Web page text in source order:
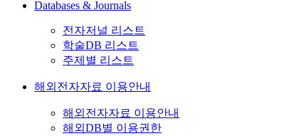
Databases & Journals
전자저널 리스트
학술DB 리스트
주제별 리스트
해외전자자료 이용안내
해외전자자료 이용안내
해외DB별 이용권한